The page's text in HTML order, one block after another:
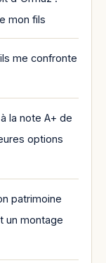
mon fils
me confronte
la note A+ de
options
patrimoine
un montage